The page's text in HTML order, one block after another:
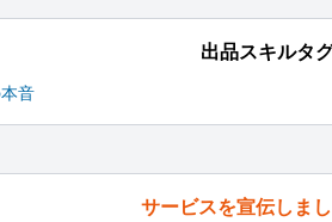
出品スキルタ
音
サービスを宣伝しまし